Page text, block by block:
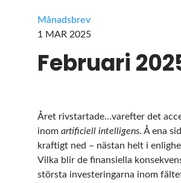
Månadsbrev
1 MAR 2025
Februari
Året rivstartade…varefter det
inom artificiell intelligens. Å ena
kraftigt ned – nästan helt i
Vilka blir de finansiella
största investeringarna inom